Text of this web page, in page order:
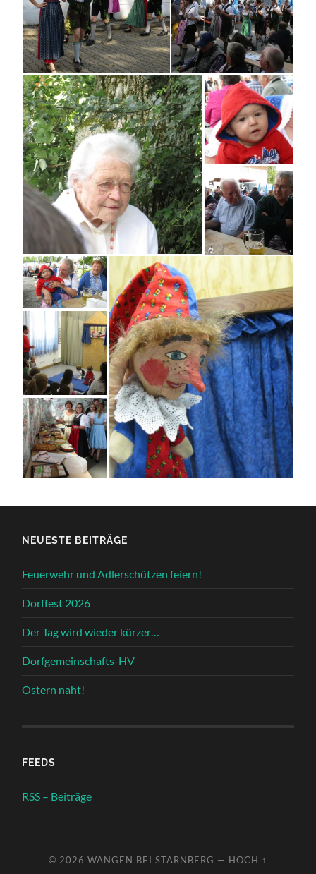
NEUESTE BEITRÄGE
Feuerwehr und Adlerschützen feiern!
Dorffest 2026
Der Tag wird wieder kürzer…
Dorfgemeinschafts-HV
Ostern naht!
FEEDS
RSS – Beiträge
© 2026 WANGEN BEI STARNBERG — HOCH ↑